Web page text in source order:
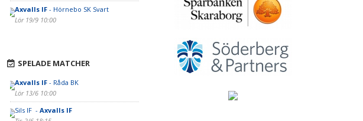
Axvalls IF- Hörnebo SK Svart
Lör 19/9 10:00
SPELADE MATCHER
Axvalls IF- Råda BK
Lör 13/6 10:00
Sils IF - Axvalls IF